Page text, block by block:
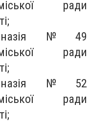
ради
№ 49
ради
№ 52
ради